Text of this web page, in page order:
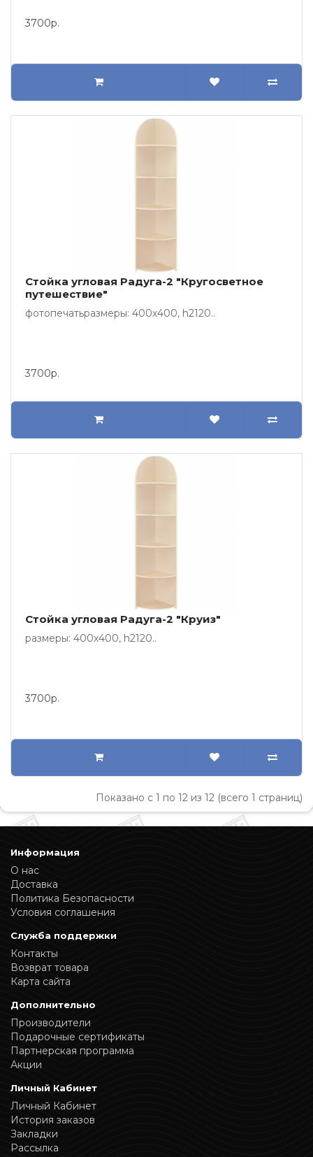
3700р.
Стойка угловая Радуга-2 "Кругосветное
путешествие"
фотопечатьразмеры: 400х400, h2120..
3700р.
Стойка угловая Радуга-2 "Круиз"
размеры: 400х400, h2120..
3700р.
Показано с 1 по 12 из 12 (всего 1 страниц)
Информация
О нас
Доставка
Политика Безопасности
Условия соглашения
Служба поддержки
Контакты
Возврат товара
Карта сайта
Дополнительно
Производители
Подарочные сертификаты
Партнерская программа
Акции
Личный Кабинет
Личный Кабинет
История заказов
Закладки
Рассылка